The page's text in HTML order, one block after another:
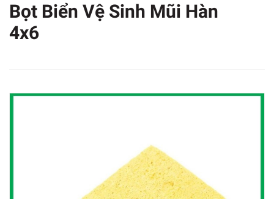
Bọt Biển Vệ Sinh Mũi Hàn
4x6